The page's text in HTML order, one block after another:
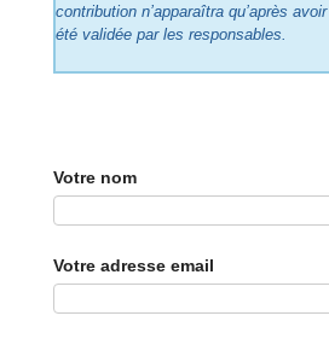
contribution n’apparaîtra qu’après avoir
été validée par les responsables.
Votre nom
Votre adresse email